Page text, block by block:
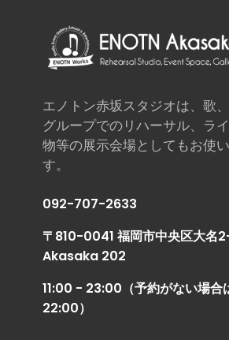
エノトン赤坂スタジオは、歌、
グループでのリハーサル、ラ
物等の展示会場としてもお使
す。
092-707-2633
〒810-0041 福岡市中央区大名
Akasaka 202
11:00 - 23:00（予約がない場合
22:00）